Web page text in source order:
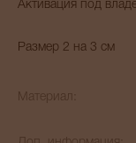
Активация под
Размер 2 на 3 см
Материал: